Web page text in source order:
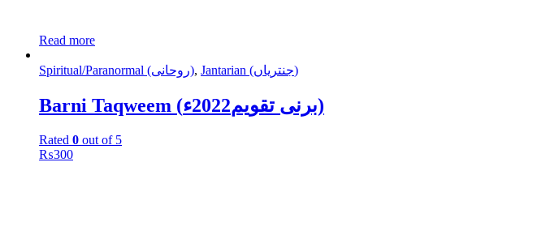
Read more
Spiritual/Paranormal (روحانی), Jantarian (جنتریاں)
Barni Taqweem (برنی تقویم2022ء)
Rated 0 out of 5
₨300